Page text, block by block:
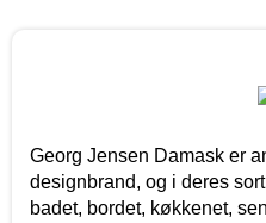
Georg Jensen Damask er
designbrand, og i deres
badet, bordet, køkkenet,